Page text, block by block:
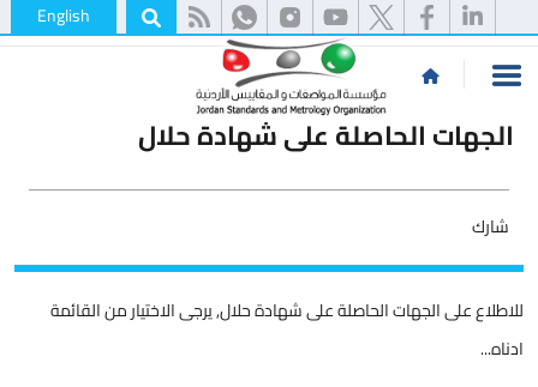
English
الجهات الحاصلة على شهادة حلال
شارك
للاطلاع على الجهات الحاصلة على شهادة حلال, يرجى الاختيار من القائمة
ادناه...